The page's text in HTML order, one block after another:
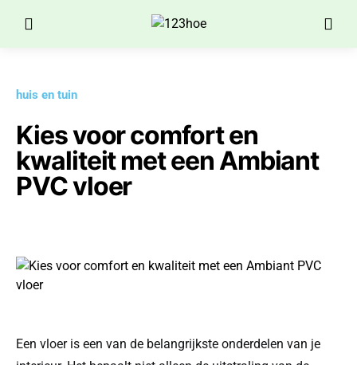
huis en tuin
Kies voor comfort en
kwaliteit met een Ambiant
PVC vloer
Een vloer is een van de belangrijkste onderdelen van je